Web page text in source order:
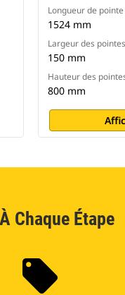
Longueur de pointe
1524 mm
Largeur des pointes
150 mm
Hauteur des
800 mm
Chaque Étape